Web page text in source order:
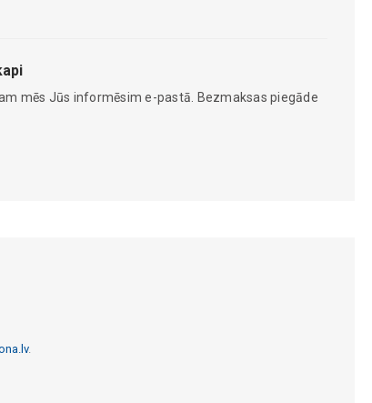
mēs Jūs informēsim e-pastā. Bezmaksas piegāde
.